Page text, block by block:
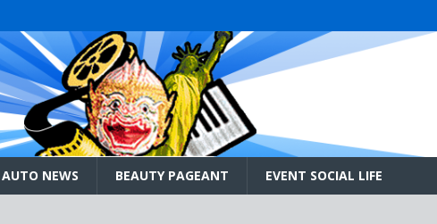
AUTO NEWS BEAUTY PAGEANT EVENT SOCIAL LIFE